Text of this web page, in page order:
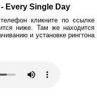
Every Single Day
кликните по ссылке
ниже. Там же находится
и установке рингтона